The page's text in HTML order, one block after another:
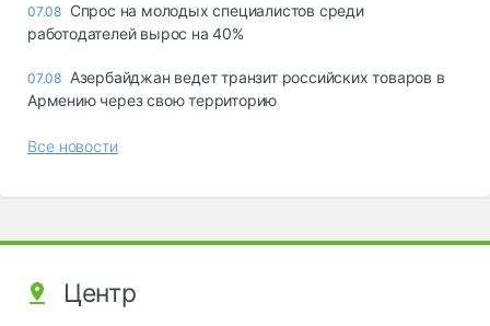
07.08 Спрос на молодых специалистов среди
работодателей вырос на 40%
07.08 Азербайджан ведет транзит российских товаров в
Армению через свою территорию
Все новости
Центр